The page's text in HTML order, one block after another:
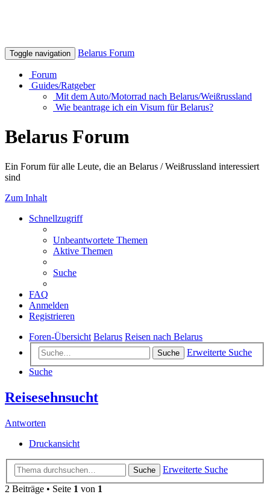
Toggle navigation Belarus Forum
Forum
Guides/Ratgeber
Mit dem Auto/Motorrad nach Belarus/Weißrussland
Wie beantrage ich ein Visum für Belarus?
Belarus Forum
Ein Forum für alle Leute, die an Belarus / Weißrussland interessiert
sind
Zum Inhalt
Schnellzugriff
Unbeantwortete Themen
Aktive Themen
Suche
FAQ
Anmelden
Registrieren
Foren-Übersicht Belarus Reisen nach Belarus
Suche
Erweiterte Suche
Suche
Reisesehnsucht
Antworten
Druckansicht
Suche
Erweiterte Suche
2 Beiträge • Seite 1 von 1